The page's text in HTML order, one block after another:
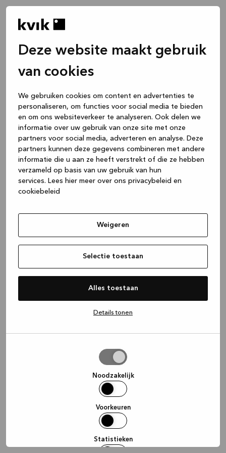
Deze website maakt gebruik
van cookies
We gebruiken cookies om content en advertenties te
personaliseren, om functies voor social media te bieden
en om ons websiteverkeer te analyseren. Ook delen we
informatie over uw gebruik van onze site met onze
partners voor social media, adverteren en analyse. Deze
partners kunnen deze gegevens combineren met andere
informatie die u aan ze heeft verstrekt of die ze hebben
verzameld op basis van uw gebruik van hun
services. Lees hier meer over ons privacybeleid en
cookiebeleid
Weigeren
Selectie toestaan
Alles toestaan
Details tonen
Noodzakelijk
Voorkeuren
Statistieken
(see the browser console for more
information).